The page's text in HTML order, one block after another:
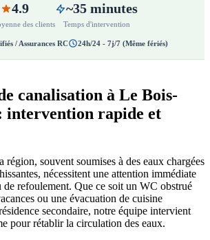
4.9
des clients
~35 minutes
Temps d'intervention
/ Assurances RC 24h/24 - 7j/7 (Même fériés)
canalisation à Le Bois-
intervention rapide et
région, souvent soumises à des eaux chargées
nécessitent une attention immédiate
de refoulement. Que ce soit un WC obstrué
ou une évacuation de cuisine
secondaire, notre équipe intervient
pour rétablir la circulation des eaux.